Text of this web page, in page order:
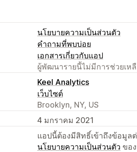
นโยบายความเป็นส่วนตัว
คำถามที่พบบ่อย
เอกสารเกี่ยวกับแอป
ผู้พัฒนารายนี้ไม่มีการช่วยเห
Keel Analytics
เว็บไซต์
Brooklyn, NY, US
4 มกราคม 2021
แอปนี้ต้องมีสิทธิ์เข้าถึงข้อมูล
นโยบายความเป็นส่วนตัว ขอ